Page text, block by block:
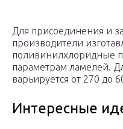
Для присоединения и
производители
поливинилхлоридные
параметрам ламелей.
варьируется от 270 до
Интересные